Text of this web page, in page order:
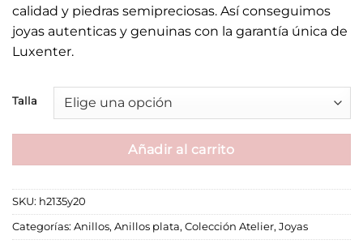
calidad y piedras semipreciosas. Así conseguimos
joyas autenticas y genuinas con la garantía única de
Luxenter.
Talla
Añadir al carrito
SKU: h2135y20
Categorías: Anillos, Anillos plata, Colección Atelier, Joyas